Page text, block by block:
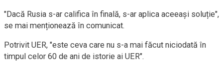
"Dacă Rusia s-ar califica în finală, s-ar aplica aceeași soluție",
se mai menționează în comunicat.
Potrivit UER, "este ceva care nu s-a mai făcut niciodată în
timpul celor 60 de ani de istorie ai UER".